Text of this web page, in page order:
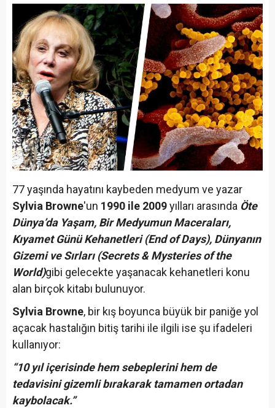
77 yaşında hayatını kaybeden medyum ve yazar
Sylvia Browne'un 1990 ile 2009yılları arasında Öte
Dünya’da Yaşam, Bir Medyumun Maceraları,
Kıyamet Günü Kehanetleri (End of Days), Dünyanın
Gizemi ve Sırları (Secrets & Mysteries of the
World)gibi gelecekte yaşanacak kehanetleri konu
alan birçok kitabı bulunuyor.
Sylvia Browne, bir kış boyunca büyük bir paniğe yol
açacak hastalığın bitiş tarihi ile ilgili ise şu ifadeleri
kullanıyor:
“10 yıl içerisinde hem sebeplerini hem de
tedavisini gizemli bırakarak tamamen ortadan
kaybolacak.”